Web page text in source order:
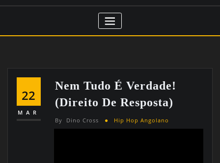
22
MAR
Nem Tudo É Verdade!
(Direito De Resposta)
By Dino Cross Hip Hop Angolano